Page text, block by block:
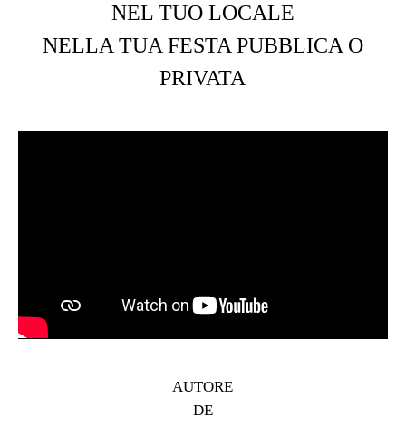
NEL TUO LOCALE
NELLA TUA FESTA PUBBLICA O
PRIVATA
AUTORE
DE